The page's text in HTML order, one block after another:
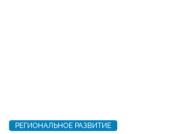
РЕГИОНАЛЬНОЕ РАЗВИТИЕ